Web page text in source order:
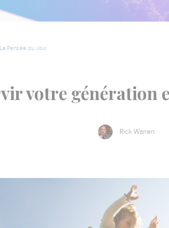
La Pensée du Jour
votre génération
Rick Warren